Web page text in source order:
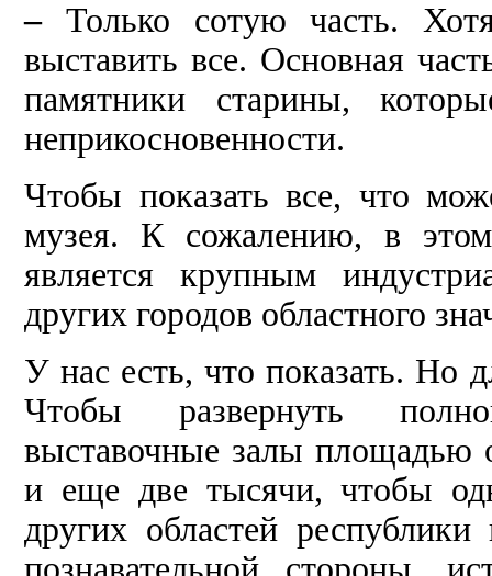
–Только сотую часть.
выставить все. Основная
памятники старины,
неприкосновенности.
Чтобы показать все, что
музея. К сожалению, в этом
является крупным
других городов областного
У нас есть, что показать. Но
Чтобы развернуть
выставочные залы площадью
и еще две тысячи, чтобы
других областей